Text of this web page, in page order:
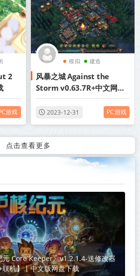
游戏
模拟 建造
风暴之城 Against the
Storm v0.63.7R+中文网盘
下载
2023-12-31 PC游戏
点击查看更多
元 Core Keeper》v1.2.1.4-送修改器
机】丨中文版网盘下载